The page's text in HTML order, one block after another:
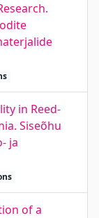
in Reed-
Siseõhu
ja
of a